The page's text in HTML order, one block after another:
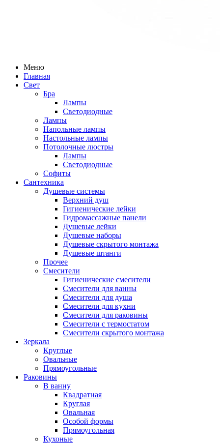
Меню
Главная
Свет
Бра
Лампы
Светодиодные
Лампы
Напольные лампы
Настольные лампы
Потолочные люстры
Лампы
Светодиодные
Софиты
Сантехника
Душевые системы
Верхний душ
Гигиенические лейки
Гидромассажные панели
Душевые лейки
Душевые наборы
Душевые скрытого монтажа
Душевые штанги
Прочее
Смесители
Гигиенические смесители
Смесители для ванны
Смесители для душа
Смесители для кухни
Смесители для раковины
Смесители с термостатом
Смесители скрытого монтажа
Зеркала
Круглые
Овальные
Прямоугольные
Раковины
В ванну
Квадратная
Круглая
Овальная
Особой формы
Прямоугольная
Кухоные